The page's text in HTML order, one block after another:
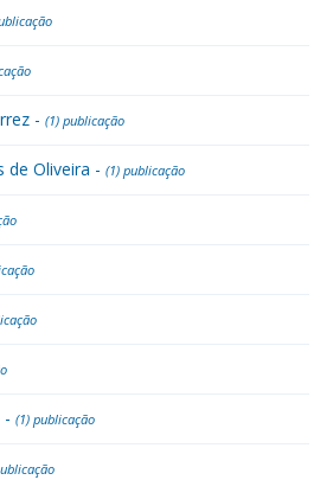
- (1) publicação
de Oliveira - (1) publicação
- (1) publicação